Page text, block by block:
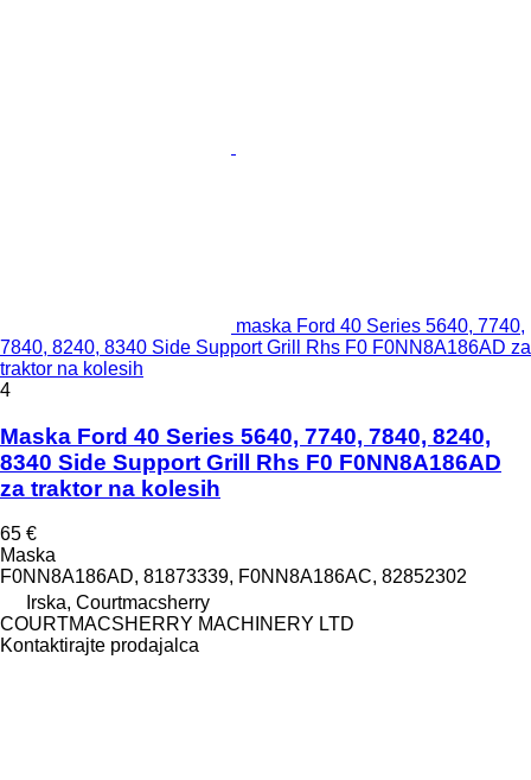
maska Ford 40 Series 5640, 7740,
7840, 8240, 8340 Side Support Grill Rhs F0 F0NN8A186AD za
traktor na kolesih
4
Maska Ford 40 Series 5640, 7740, 7840, 8240,
8340 Side Support Grill Rhs F0 F0NN8A186AD
za traktor na kolesih
65 €
Maska
F0NN8A186AD, 81873339, F0NN8A186AC, 82852302
Irska, Courtmacsherry
COURTMACSHERRY MACHINERY LTD
Kontaktirajte prodajalca